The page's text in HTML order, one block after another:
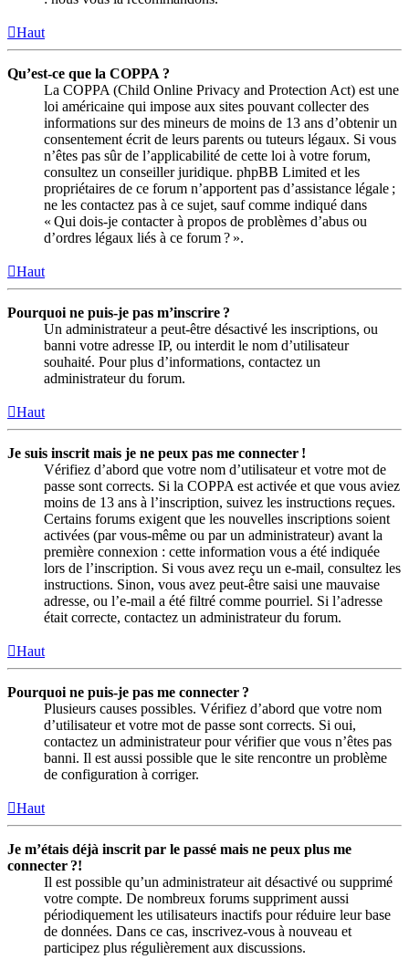
Haut
Qu’est-ce que la COPPA ?
La COPPA (Child Online Privacy and Protection Act) est une
loi américaine qui impose aux sites pouvant collecter des
informations sur des mineurs de moins de 13 ans d’obtenir un
consentement écrit de leurs parents ou tuteurs légaux. Si vous
n’êtes pas sûr de l’applicabilité de cette loi à votre forum,
consultez un conseiller juridique. phpBB Limited et les
propriétaires de ce forum n’apportent pas d’assistance légale ;
ne les contactez pas à ce sujet, sauf comme indiqué dans
« Qui dois-je contacter à propos de problèmes d’abus ou
d’ordres légaux liés à ce forum ? ».
Haut
Pourquoi ne puis-je pas m’inscrire ?
Un administrateur a peut-être désactivé les inscriptions, ou
banni votre adresse IP, ou interdit le nom d’utilisateur
souhaité. Pour plus d’informations, contactez un
administrateur du forum.
Haut
Je suis inscrit mais je ne peux pas me connecter !
Vérifiez d’abord que votre nom d’utilisateur et votre mot de
passe sont corrects. Si la COPPA est activée et que vous aviez
moins de 13 ans à l’inscription, suivez les instructions reçues.
Certains forums exigent que les nouvelles inscriptions soient
activées (par vous-même ou par un administrateur) avant la
première connexion : cette information vous a été indiquée
lors de l’inscription. Si vous avez reçu un e-mail, consultez les
instructions. Sinon, vous avez peut-être saisi une mauvaise
adresse, ou l’e-mail a été filtré comme pourriel. Si l’adresse
était correcte, contactez un administrateur du forum.
Haut
Pourquoi ne puis-je pas me connecter ?
Plusieurs causes possibles. Vérifiez d’abord que votre nom
d’utilisateur et votre mot de passe sont corrects. Si oui,
contactez un administrateur pour vérifier que vous n’êtes pas
banni. Il est aussi possible que le site rencontre un problème
de configuration à corriger.
Haut
Je m’étais déjà inscrit par le passé mais ne peux plus me
connecter ?!
Il est possible qu’un administrateur ait désactivé ou supprimé
votre compte. De nombreux forums suppriment aussi
périodiquement les utilisateurs inactifs pour réduire leur base
de données. Dans ce cas, inscrivez-vous à nouveau et
participez plus régulièrement aux discussions.